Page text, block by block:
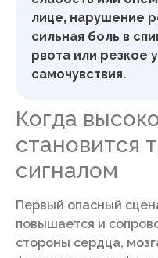
лице, нарушение
сильная боль в
рвота или резкое
самочувствия.
Когда
становится
сигналом
Первый опасный
повышается и
стороны сердца,